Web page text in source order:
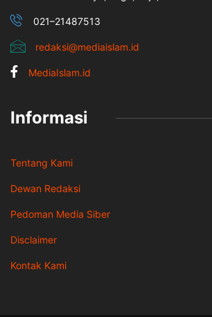
021–21487513
redaksi@mediaislam.id
MediaIslam.id
Informasi
Tentang Kami
Dewan Redaksi
Pedoman Media Siber
Disclaimer
Kontak Kami